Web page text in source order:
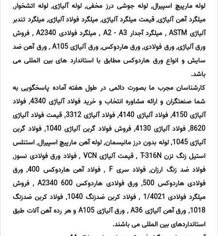
لوله مارپیچ اسپیرال, لوله جوشی درز مخفی, لوله آلیاژی, لوله اتشخوار,
میلگرد آهن آلیاژی, قیمت میلگرد آلیاژی, میلگرد فولاد آلیاژی, میلگرد تندبر
آلیاژی ASTM , میلگرد آجدار A2 - A3 , میلگرد فولادی A2340 , فروش
ورق آلیاژی, ورق فولادی, ورق هاردوکس, ورق آلیاژی A105 , ورق آهن ضد
سایش و انواع ورق هاردوکس مطابق با استاندارد های بین المللی می
باشد.
کارشناسان مجرب ما بصورت دائمی در طول هفته آماده پاسخگویی به
شما صنعتگران و ارائه مشاوره انتخاب و خرید فولاد آلیاژی 4340, فولاد
آلیاژی 4150, فولاد آلیاژی 4140, فولاد آلیاژی 3312, قیمت فولاد آلیاژی
8620, فولاد آلیاژی 4130, فروش فولاد گربن آلیاژی 1040, فولاد گربن
آلیاژی 1045, لوله بدون درز مانیسمان, لوله آهن مارپیچ اسپیرال, استنلس
استیل زنگ نزن T-316N , قیمت آلیاژی VCN , فولاد ورق فولادی نسوز,
فولاد ضد زنگ ارزان, فولاد سری F , فولاد آهن هاردوکس 400, ورق
فولادی هاردوکس 500, ورق فولادی هاردوکس 600 A2340 , فروش
میلگرد فولادی 1/4021 , فولاد کربن ضدزنگ 1040, فولاد کربن ضدزنگ
1018, ورق آهن آلیاژی A36 , ورق آلیاژی A105 و هر رده آهن آلات طبق
استانداردهای بین المللی می باشند.